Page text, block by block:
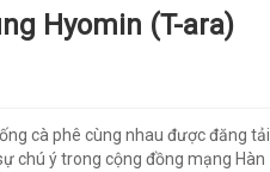
Hyomin (T-ara)
cà phê cùng nhau được đăng tải
chú ý trong cộng đồng mạng Hàn